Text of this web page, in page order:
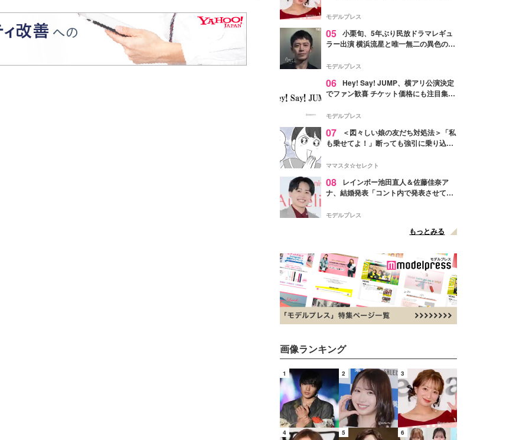
ぎ」「成長を感じる」の声
モデルプレス
05 小栗旬、5年ぶり民放ドラマレギュ
ラー出演 横浜流星と唯一無二の異色のバ
モデルプレス
06 Hey! Say! JUMP、横アリ公演決定
でファン歓喜 チケット価格にも注目集ま
モデルプレス
07
＜図々しい娘の友だち対処法＞「私
も乗せてよ！」断っても強引に乗り込ん
ママスタ☆セレクト
08
レインボー池田直人＆佐藤佳奈ア
ナ、結婚発表「コント内で発表させてい
点変更のため
モデルプレス
もっとみる
画像ランキング
1 2 3
4 5 6